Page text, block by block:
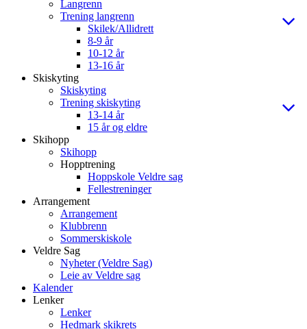
Langrenn
Trening langrenn
Skilek/Allidrett
8-9 år
10-12 år
13-16 år
Skiskyting
Skiskyting
Trening skiskyting
13-14 år
15 år og eldre
Skihopp
Skihopp
Hopptrening
Hoppskole Veldre sag
Fellestreninger
Arrangement
Arrangement
Klubbrenn
Sommerskiskole
Veldre Sag
Nyheter (Veldre Sag)
Leie av Veldre sag
Kalender
Lenker
Lenker
Hedmark skikrets